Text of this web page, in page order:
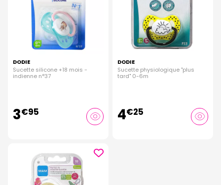
DODIE
Sucette silicone +18 mois -
indienne n°37
3€95
DODIE
Sucette physiologique "plus
tard" 0-6m
4€25